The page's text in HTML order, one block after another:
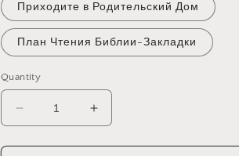
Приходите в Родительский Дом
План Чтения Библии-Закладки
Quantity
Decrease
quantity
for
Increase
quantity
for